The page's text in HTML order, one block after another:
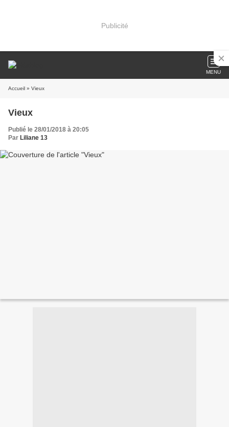
Publicité
MENU
Accueil » Vieux
Vieux
Publié le 28/01/2018 à 20:05
Par Liliane 13